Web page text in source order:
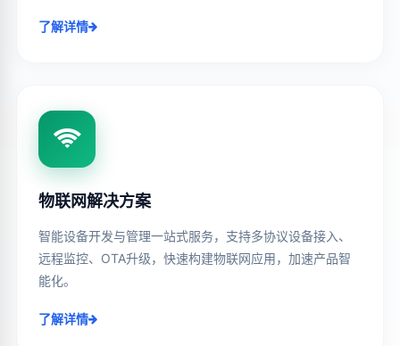
了解详情
物联网解决方案
智能设备开发与管理一站式服务，支持多协议设备接入、
远程监控、OTA升级，快速构建物联网应用，加速产品智
能化。
了解详情